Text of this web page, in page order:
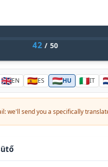
42 / 50
EN ES HU IT
we'll send you a specifically